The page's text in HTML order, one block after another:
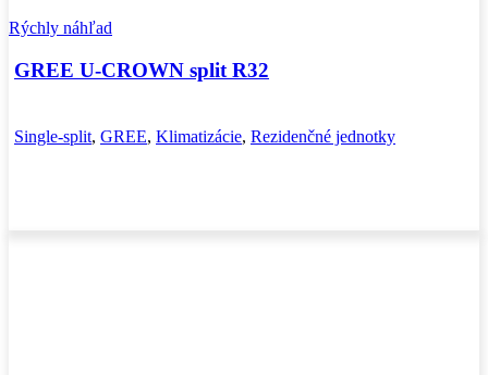
Rýchly náhľad
GREE U-CROWN split R32
Single-split, GREE, Klimatizácie, Rezidenčné jednotky